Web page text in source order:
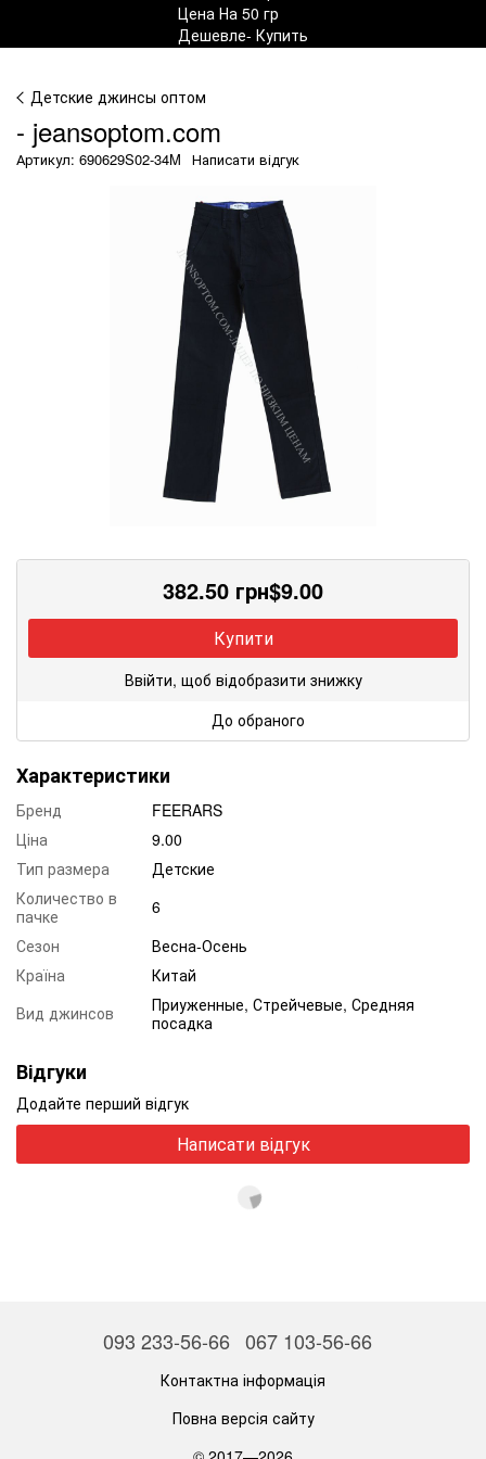
Детские джинсы оптом
- jeansoptom.com
Артикул: 690629S02-34M Написати відгук
382.50 грн$9.00
Купити
Ввійти, щоб відобразити знижку
До обраного
Характеристики
Бренд
FEERARS
Ціна
9.00
Тип размера
Детские
Количество в
пачке
6
Сезон
Весна-Осень
Країна
Китай
Вид джинсов
Приуженные, Стрейчевые, Средняя
посадка
Відгуки
Додайте перший відгук
Написати відгук
093 233-56-66 067 103-56-66
Контактна інформація
Повна версія сайту